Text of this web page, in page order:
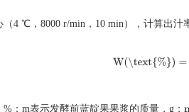
4 ℃，8000 r/min，10 min），计算出汁
W(\text{%}) =m
；m表示发酵前蓝靛果果浆的质量，g；